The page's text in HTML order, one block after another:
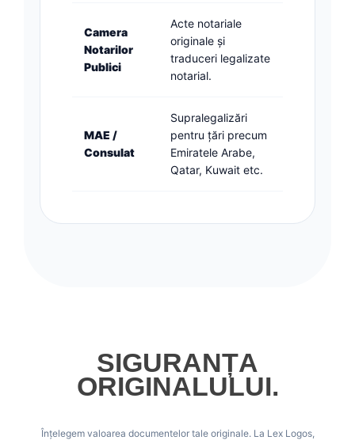
Camera
Notarilor
Publici
Acte notariale
originale și
traduceri legalizate
notarial.
MAE /
Consulat
Supralegalizări
pentru țări precum
Emiratele Arabe,
Qatar, Kuwait etc.
SIGURANȚA
ORIGINALULUI.
Înțelegem valoarea documentelor tale originale. La Lex Logos,